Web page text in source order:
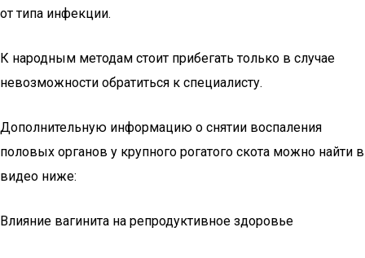
от типа инфекции.
К народным методам стоит прибегать только в случае
невозможности обратиться к специалисту.
Дополнительную информацию о снятии воспаления
половых органов у крупного рогатого скота можно найти в
видео ниже:
Влияние вагинита на репродуктивное здоровье